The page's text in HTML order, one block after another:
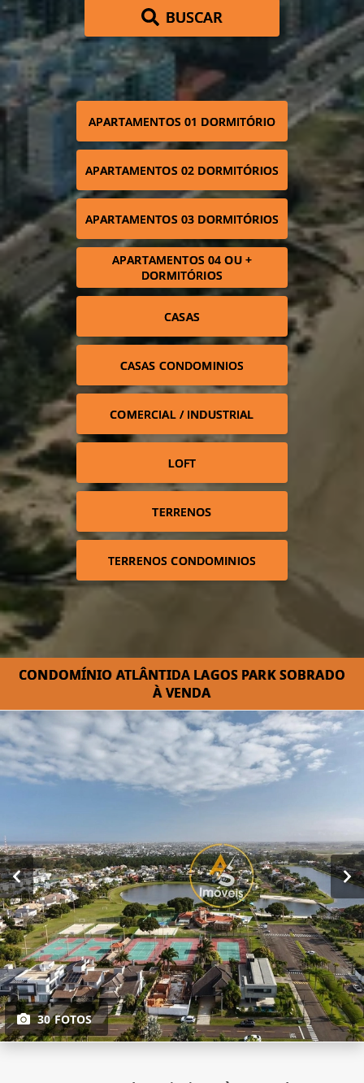
BUSCAR
APARTAMENTOS 01 DORMITÓRIO
APARTAMENTOS 02 DORMITÓRIOS
APARTAMENTOS 03 DORMITÓRIOS
APARTAMENTOS 04 OU +
DORMITÓRIOS
CASAS
CASAS CONDOMINIOS
COMERCIAL / INDUSTRIAL
LOFT
TERRENOS
TERRENOS CONDOMINIOS
CONDOMÍNIO ATLÂNTIDA LAGOS PARK SOBRADO
À VENDA
30 FOTOS